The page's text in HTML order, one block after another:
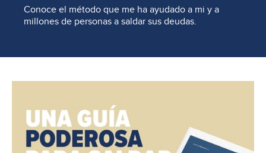
Conoce el método que me ha ayudado a mi y a
millones de personas a saldar sus deudas.